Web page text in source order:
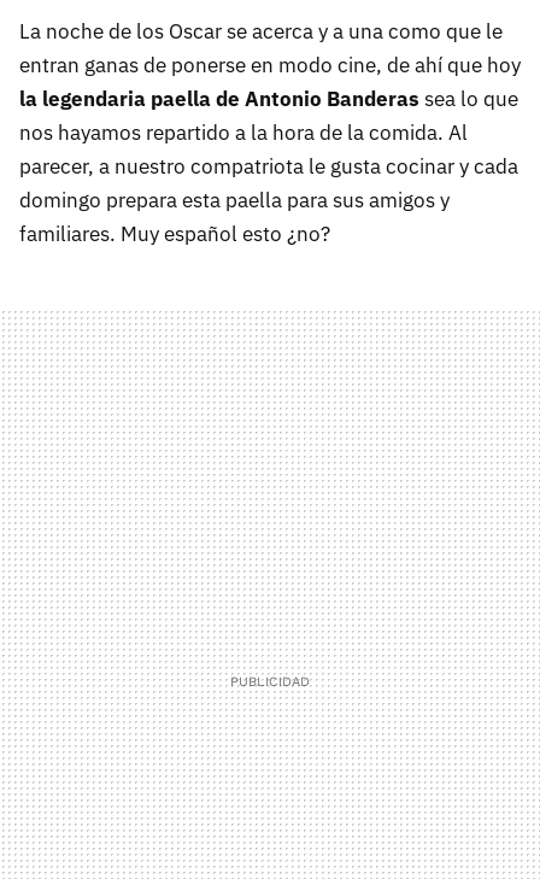
La noche de los Oscar se acerca y a una como que le
entran ganas de ponerse en modo cine, de ahí que hoy
la legendaria paella de Antonio Banderas sea lo que
nos hayamos repartido a la hora de la comida. Al
parecer, a nuestro compatriota le gusta cocinar y cada
domingo prepara esta paella para sus amigos y
familiares. Muy español esto ¿no?